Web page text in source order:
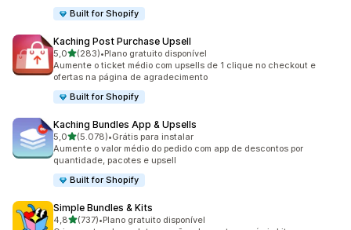
Built for Shopify
Kaching Post Purchase Upsell
5,0de 5 estrelas
(283)
283 avaliações ao todo
•Plano gratuito disponível
Aumente o ticket médio com upsells de 1 clique no checkout e
ofertas na página de agradecimento
Built for Shopify
Kaching Bundles App & Upsells
5,0de 5 estrelas
(5.078)
5078 avaliações ao todo
•Grátis para instalar
Aumente o valor médio do pedido com app de descontos por
quantidade, pacotes e upsell
Built for Shopify
Simple Bundles & Kits
4,8de 5 estrelas
(737)
737 avaliações ao todo
•Plano gratuito disponível